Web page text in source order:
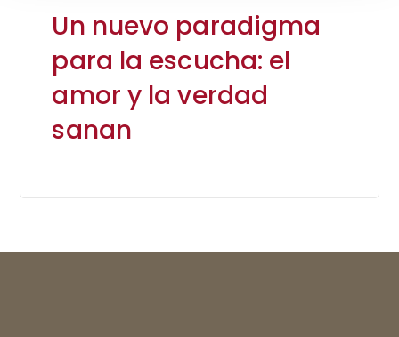
Un nuevo paradigma
para la escucha: el
amor y la verdad
sanan